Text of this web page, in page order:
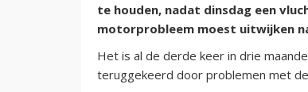
te houden, nadat dinsdag een
motorprobleem moest uitwijken
Het is al de derde keer in drie
teruggekeerd door problemen met